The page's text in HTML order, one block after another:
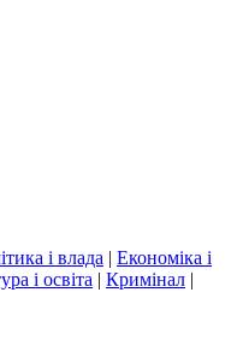
і влада | Економіка і
і освіта | Кримінал |